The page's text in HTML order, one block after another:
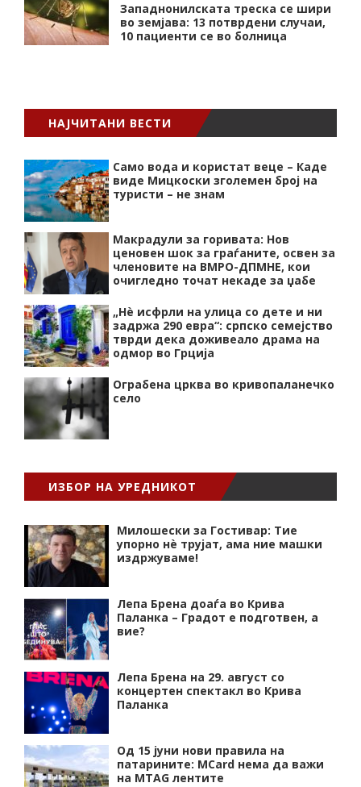
Западнонилската треска се шири
во земјава: 13 потврдени случаи,
10 пациенти се во болница
НАЈЧИТАНИ ВЕСТИ
Само вода и користат веце – Каде
виде Мицкоски зголемен број на
туристи – не знам
Макрадули за горивата: Нов
ценовен шок за граѓаните, освен за
членовите на ВМРО-ДПМНЕ, кои
очигледно точат некаде за џабе
„Нѐ исфрли на улица со дете и ни
задржа 290 евра“: српско семејство
тврди дека доживеало драма на
одмор во Грција
Ограбена црква во кривопаланечко
село
ИЗБОР НА УРЕДНИКОТ
Милошески за Гостивар: Тие
упорно нѐ трујат, ама ние машки
издржуваме!
Лепа Брена доаѓа во Крива
Паланка – Градот е подготвен, а
вие?
Лепа Брена на 29. август со
концертен спектакл во Крива
Паланка
Од 15 јуни нови правила на
патарините: MCard нема да важи
на MTAG лентите